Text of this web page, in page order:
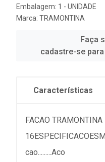
Embalagem: 1 - UNIDADE
Marca: TRAMONTINA
Faça
cadastre-se
Características
FACAO TRAMONTINA
cao.........Aco